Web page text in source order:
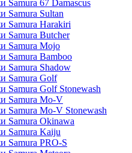
Samura 67 Damascus
Samura Sultan
Samura Harakiri
Samura Butcher
Samura Mojo
Samura Bamboo
Samura Shadow
Samura Golf
Samura Golf Stonewash
Samura Mo-V
Samura Mo-V Stonewash
Samura Okinawa
Samura Kaiju
Samura PRO-S